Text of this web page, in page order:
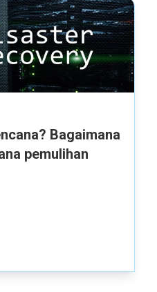
Bagaimana
pemulihan